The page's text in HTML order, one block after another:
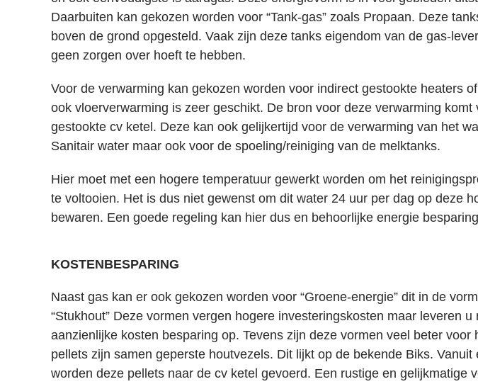
Daarbuiten kan gekozen worden voor “Tank-gas” zoals Propaan. Deze
boven de grond opgesteld. Vaak zijn deze tanks eigendom van de gas-
geen zorgen over hoeft te hebben.
Voor de verwarming kan gekozen worden voor indirect gestookte heaters of
ook vloerverwarming is zeer geschikt. De bron voor deze verwarming komt
gestookte cv ketel. Deze kan ook gelijkertijd voor de verwarming van het
Sanitair water maar ook voor de spoeling/reiniging van de melktanks.
Hier moet met een hogere temperatuur gewerkt worden om het
te voltooien. Het is dus niet gewenst om dit water 24 uur per dag op deze
bewaren. Een goede regeling kan hier dus en behoorlijke energie besparing
KOSTENBESPARING
Naast gas kan er ook gekozen worden voor “Groene-energie” dit in de
“Stukhout” Deze vormen vergen hogere investeringskosten maar leveren
aanzienlijke kosten besparing op. Tevens zijn deze vormen veel beter voor
pellets zijn samen geperste houtvezels. Dit lijkt op de bekende Biks. Vanuit
worden deze pellets naar de cv ketel gevoerd. Een rustige en gelijkmatige